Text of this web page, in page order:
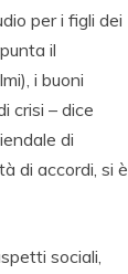
per i figli dei
il
i buoni
crisi – dice
di
di accordi, si è
sociali,